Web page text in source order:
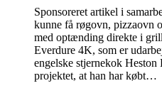
Sponsoreret artikel i
kunne få røgovn, pizzaovn
med optænding direkte i
Everdure 4K, som er
engelske stjernekok Heston
projektet, at han har købt…